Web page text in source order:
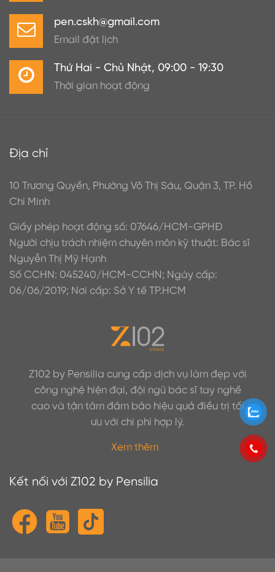
pen.cskh@gmail.com
Email đặt lịch
Thứ Hai - Chủ Nhật, 09:00 - 19:30
Thời gian hoạt động
Địa chỉ
10 Trương Quyền, Phường Võ Thị Sáu, Quận 3, TP. Hồ
Chí Minh
Giấy phép hoạt động số: 07646/HCM-GPHĐ
Người chịu trách nhiệm chuyên môn kỹ thuật: Bác sĩ
Nguyễn Thị Mỹ Hạnh
Số CCHN: 045240/HCM-CCHN; Ngày cấp:
06/06/2019; Nơi cấp: Sở Y tế TP.HCM
Z102 by Pensilia cung cấp dịch vụ làm đẹp với
công nghệ hiện đại, đội ngũ bác sĩ tay nghề
cao và tận tâm đảm bảo hiệu quả điều trị tối
ưu với chi phí hợp lý.
Xem thêm
Kết nối với Z102 by Pensilia